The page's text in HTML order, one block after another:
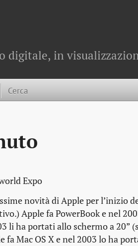
digitale, in
Cerca
Expo
novità di Apple per l’inizio
Apple fa PowerBook e nel
li ha portati allo schermo a 20”
fa Mac OS X e nel 2003 lo ha